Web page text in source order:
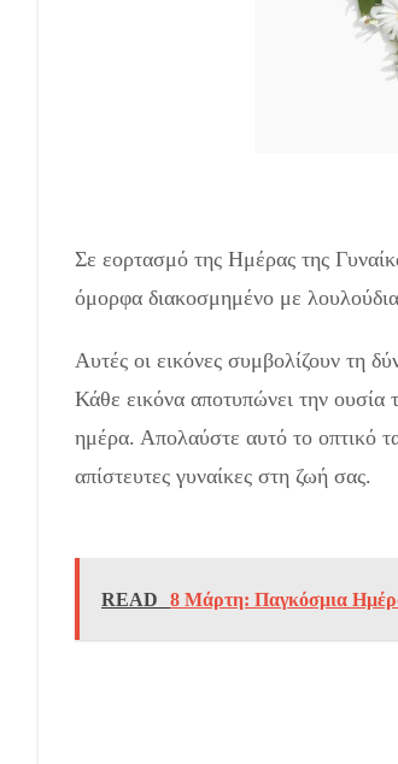
Σε εορτασμό της Ημέρας της
όμορφα διακοσμημένο με
Αυτές οι εικόνες συμβολίζουν τη
Κάθε εικόνα αποτυπώνει την ουσία
ημέρα. Απολαύστε αυτό το οπτικό
απίστευτες γυναίκες στη ζωή σας.
READ 8 Μάρτη: Παγκόσμια